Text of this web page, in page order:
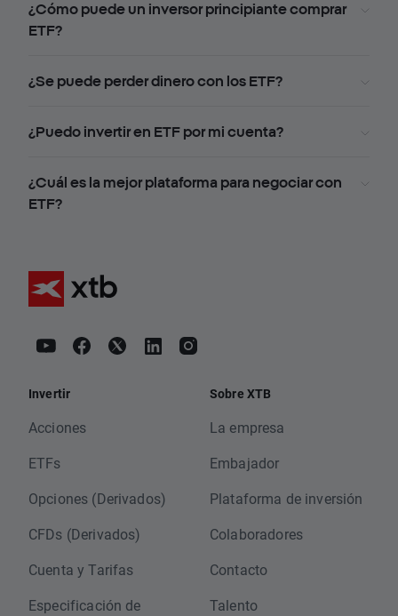
¿Cómo puede un inversor principiante comprar
ETF?
¿Se puede perder dinero con los ETF?
¿Puedo invertir en ETF por mi cuenta?
¿Cuál es la mejor plataforma para negociar con
ETF?
Invertir
Acciones
ETFs
Opciones (Derivados)
CFDs (Derivados)
Cuenta y Tarifas
Especificación de
Sobre XTB
La empresa
Embajador
Plataforma de inversión
Colaboradores
Contacto
Talento